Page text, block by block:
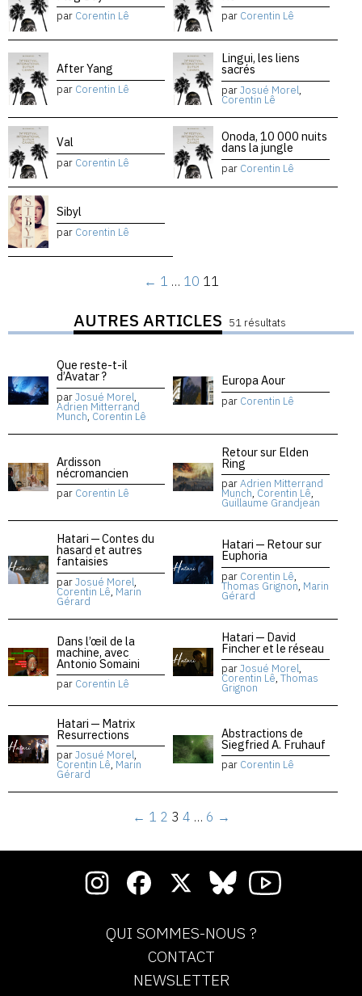
par Corentin Lê par Corentin Lê
After Yang
par Corentin Lê
Lingui, les liens
sacrés
parJosué Morel,
Corentin Lê
Val
par Corentin Lê
Onoda, 10 000 nuits
dans la jungle
par Corentin Lê
Sibyl
par Corentin Lê
← 1 … 10 11
AUTRES ARTICLES 51 résultats
Que reste-t-il
d’Avatar ?
parJosué Morel,
Adrien Mitterrand
Munch, Corentin Lê
Europa Aour
par Corentin Lê
Ardisson
nécromancien
par Corentin Lê
Retour sur Elden
Ring
parAdrien Mitterrand
Munch, Corentin Lê,
Guillaume Grandjean
Hatari — Contes du
hasard et autres
fantaisies
parJosué Morel,
Corentin Lê, Marin
Gérard
Hatari — Retour sur
Euphoria
par Corentin Lê,
Thomas Grignon, Marin
Gérard
Dans l’œil de la
machine, avec
Antonio Somaini
par Corentin Lê
Hatari — David
Fincher et le réseau
parJosué Morel,
Corentin Lê, Thomas
Grignon
Hatari — Matrix
Resurrections
parJosué Morel,
Corentin Lê, Marin
Gérard
Abstractions de
Siegfried A. Fruhauf
par Corentin Lê
← 1 2 3 4 … 6 →
QUI SOMMES-NOUS ?
CONTACT
NEWSLETTER